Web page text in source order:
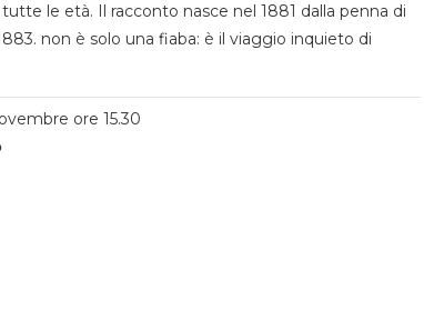
le età. Il racconto nasce nel 1881 dalla penna di
non è solo una fiaba: è il viaggio inquieto di
ore 15.30